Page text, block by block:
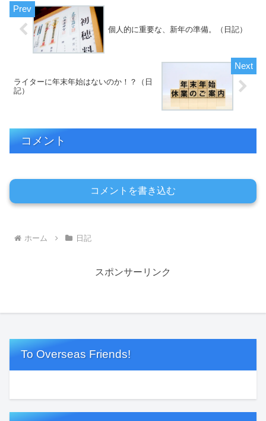
個人的に重要な、新年の準備。（日記）
ライターに年末年始はないのか！？（日
記）
コメント
コメントを書き込む
ホーム 日記
スポンサーリンク
To Overseas Friends!